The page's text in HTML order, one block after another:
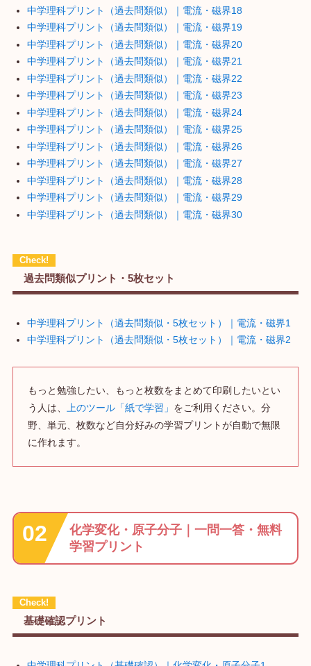
中学理科プリント（過去問類似）｜電流・磁界18
中学理科プリント（過去問類似）｜電流・磁界19
中学理科プリント（過去問類似）｜電流・磁界20
中学理科プリント（過去問類似）｜電流・磁界21
中学理科プリント（過去問類似）｜電流・磁界22
中学理科プリント（過去問類似）｜電流・磁界23
中学理科プリント（過去問類似）｜電流・磁界24
中学理科プリント（過去問類似）｜電流・磁界25
中学理科プリント（過去問類似）｜電流・磁界26
中学理科プリント（過去問類似）｜電流・磁界27
中学理科プリント（過去問類似）｜電流・磁界28
中学理科プリント（過去問類似）｜電流・磁界29
中学理科プリント（過去問類似）｜電流・磁界30
過去問類似プリント・5枚セット
中学理科プリント（過去問類似・5枚セット）｜電流・磁界1
中学理科プリント（過去問類似・5枚セット）｜電流・磁界2
もっと勉強したい、もっと枚数をまとめて印刷したいとい
う人は、 上のツール「紙で学習」 をご利用ください。分
野、単元、枚数など自分好みの学習プリントが自動で無限
に作れます。
化学変化・原子分子｜一問一答・無料
学習プリント
基礎確認プリント